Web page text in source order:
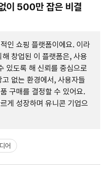
이 500만 잡은 비결
인 쇼핑 플랫폼이에요. 이라
창업된 이 플랫폼은, 사용
있도록 해 신뢰를 중심으로
없는 환경에서, 사용자들
구매를 결정할 수 있어요.
게 성장하며 유니콘 기업으
어